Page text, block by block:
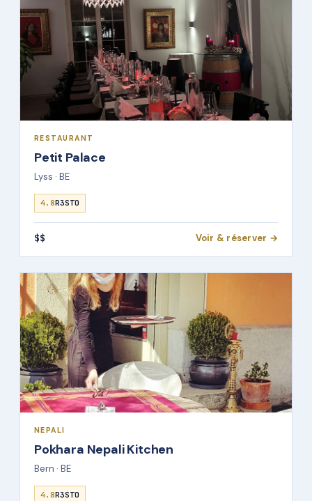
RESTAURANT
Petit Palace
Lyss · BE
4.8R3STO
$$ Voir & réserver →
NEPALI
Pokhara Nepali Kitchen
Bern · BE
4.8R3STO